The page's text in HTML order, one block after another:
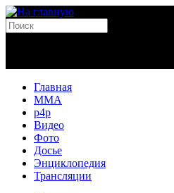
Главная
MMA
p4p
Видео
Фото
Досье
Энциклопедия
Трансляции